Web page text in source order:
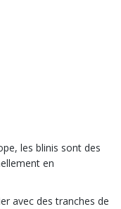
les blinis sont des
en
avec des tranches de